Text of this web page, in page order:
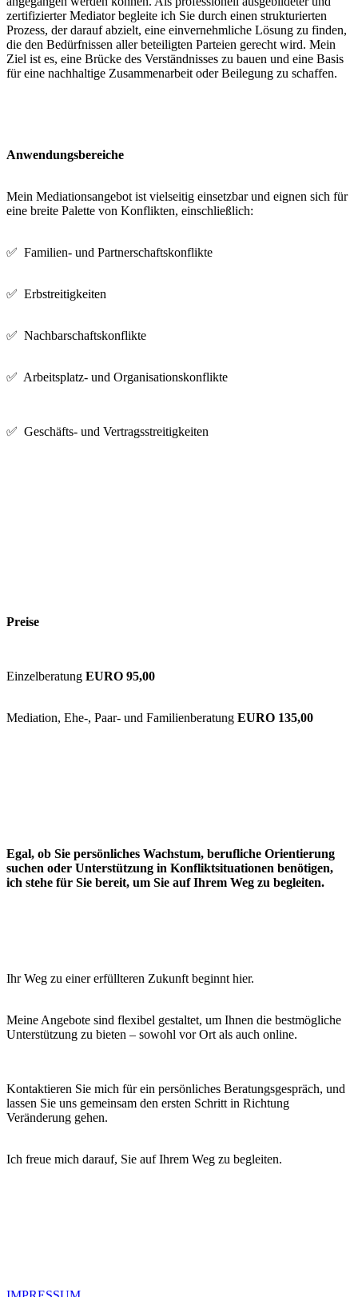
zertifizierter Mediator begleite ich Sie durch einen strukturierten
Prozess, der darauf abzielt, eine einvernehmliche Lösung zu finden,
die den Bedürfnissen aller beteiligten Parteien gerecht wird. Mein
Ziel ist es, eine Brücke des Verständnisses zu bauen und eine Basis
für eine nachhaltige Zusammenarbeit oder Beilegung zu schaffen.
Anwendungsbereiche
Mein Mediationsangebot ist vielseitig einsetzbar und eignen sich für
eine breite Palette von Konflikten, einschließlich:
✅ Familien- und Partnerschaftskonflikte
✅ Erbstreitigkeiten
✅ Nachbarschaftskonflikte
✅ Arbeitsplatz- und Organisationskonflikte
✅ Geschäfts- und Vertragsstreitigkeiten
Preise
Einzelberatung EURO 95,00
Mediation, Ehe-, Paar- und Familienberatung EURO 135,00
Egal, ob Sie persönliches Wachstum, berufliche Orientierung
suchen oder Unterstützung in Konfliktsituationen benötigen,
ich stehe für Sie bereit, um Sie auf Ihrem Weg zu begleiten.
Ihr Weg zu einer erfüllteren Zukunft beginnt hier.
Meine Angebote sind flexibel gestaltet, um Ihnen die bestmögliche
Unterstützung zu bieten – sowohl vor Ort als auch online.
Kontaktieren Sie mich für ein persönliches Beratungsgespräch, und
lassen Sie uns gemeinsam den ersten Schritt in Richtung
Veränderung gehen.
Ich freue mich darauf, Sie auf Ihrem Weg zu begleiten.